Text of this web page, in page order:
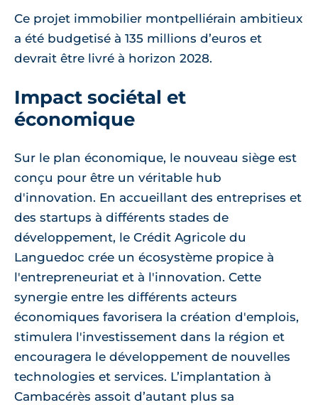
Ce projet immobilier montpelliérain ambitieux
a été budgetisé à 135 millions d’euros et
devrait être livré à horizon 2028.
Impact sociétal et
économique
Sur le plan économique, le nouveau siège est
conçu pour être un véritable hub
d'innovation. En accueillant des entreprises et
des startups à différents stades de
développement, le Crédit Agricole du
Languedoc crée un écosystème propice à
l'entrepreneuriat et à l'innovation. Cette
synergie entre les différents acteurs
économiques favorisera la création d'emplois,
stimulera l'investissement dans la région et
encouragera le développement de nouvelles
technologies et services. L’implantation à
Cambacérès assoit d’autant plus sa